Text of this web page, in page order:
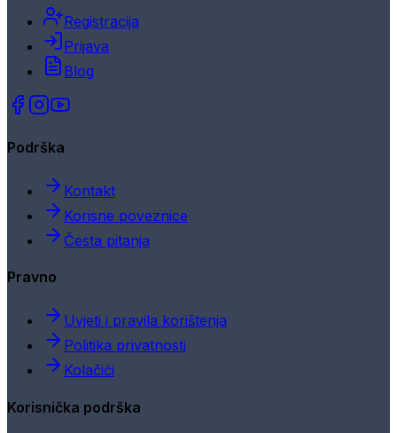
Registracija
Prijava
Blog
Podrška
Kontakt
Korisne poveznice
Česta pitanja
Pravno
Uvjeti i pravila korištenja
Politika privatnosti
Kolačići
Korisnička podrška